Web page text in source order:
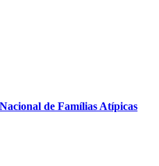
de Famílias Atípicas